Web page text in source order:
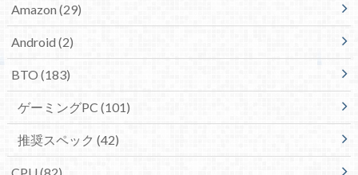
Amazon(29)
Android(2)
BTO (183)
ゲーミングPC (101)
推奨スペック (42)
CPU(82)